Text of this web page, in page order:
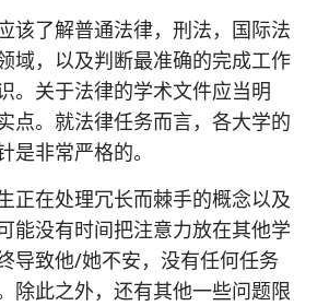
该了解普通法律，刑法，国际法
域，以及判断最准确的完成工作
。关于法律的学术文件应当明
点。就法律任务而言，各大学的
是非常严格的。
正在处理冗长而棘手的概念以及
能没有时间把注意力放在其他学
导致他/她不安，没有任何任务
除此之外，还有其他一些问题限